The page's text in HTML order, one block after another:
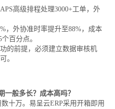
高级排程处理3000+工单，外
，外协准时率提升至88%，成本
百分点。
的前提，必须建立数据审核机
。
一般多长？成本高吗？
十万。易呈云ERP采用开箱即用